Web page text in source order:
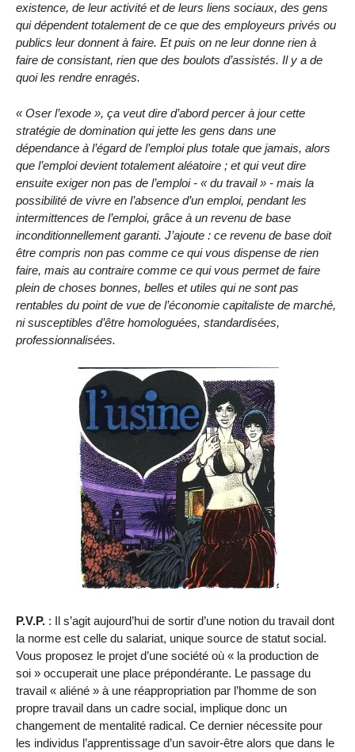
existence, de leur activité et de leurs liens sociaux, des gens
qui dépendent totalement de ce que des employeurs privés ou
publics leur donnent à faire. Et puis on ne leur donne rien à
faire de consistant, rien que des boulots d’assistés. Il y a de
quoi les rendre enragés.
« Oser l’exode », ça veut dire d’abord percer à jour cette
stratégie de domination qui jette les gens dans une
dépendance à l’égard de l’emploi plus totale que jamais, alors
que l’emploi devient totalement aléatoire ; et qui veut dire
ensuite exiger non pas de l’emploi - « du travail » - mais la
possibilité de vivre en l’absence d’un emploi, pendant les
intermittences de l’emploi, grâce à un revenu de base
inconditionnellement garanti. J’ajoute : ce revenu de base doit
être compris non pas comme ce qui vous dispense de rien
faire, mais au contraire comme ce qui vous permet de faire
plein de choses bonnes, belles et utiles qui ne sont pas
rentables du point de vue de l’économie capitaliste de marché,
ni susceptibles d’être homologuées, standardisées,
professionnalisées.
P.V.P. : Il s’agit aujourd’hui de sortir d’une notion du travail dont
la norme est celle du salariat, unique source de statut social.
Vous proposez le projet d’une société où « la production de
soi » occuperait une place prépondérante. Le passage du
travail « aliéné » à une réappropriation par l’homme de son
propre travail dans un cadre social, implique donc un
changement de mentalité radical. Ce dernier nécessite pour
les individus l’apprentissage d’un savoir-être alors que dans le